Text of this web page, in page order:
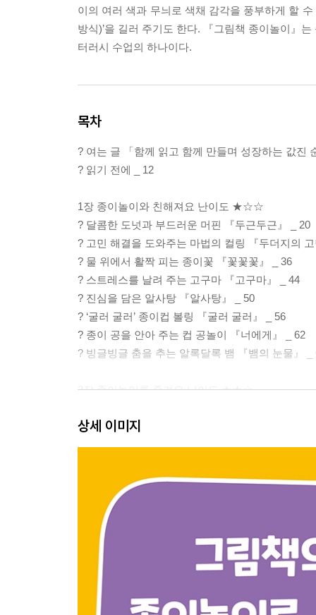
이의 여러 색과 무늬로 색채 감각을 풍부하게 할
방식)’을 길러 주기도 한다. 『그림책 종이놀이』
터러시 수업의 하나이다.
목차
? 여는 글 「함께 읽고 함께 만들며 성장하는 값진
? 읽기 전에 _ 12
1장 종이놀이와 친해져요 난이도 ★☆☆
? 달콤한 도넛과 부드러운 머핀 『두근두근』 _ 20
? 고민 해결을 도와주는 마법의 컬링 『두더지의
? 물 위에서 활짝 피는 종이꽃 『꽃꽃꽃』 _ 36
? 스트레스를 날려 주는 고구마 『고구마』 _ 44
? 진심을 담은 알사탕 『알사탕』 _ 50
? ‘굴러 굴러’ 종이컵 볼링 『굴러 굴러』 _ 56
? 종이 공을 안아 주는 컵 공놀이 『너에게』 _ 62
? 빙글빙글 춤을 추는 알록달록 뱀 『뱀의 눈물』 _
2장 종이놀이를 즐겨요 난이도 ★★☆
? 점프하는 두꺼비 『사소한 소원만 들어주는 두꺼
? 자유롭게 꾸미는 사자 머리 모양 『미용실에 간
? 다양한 모양의 책갈피 『그래, 책이야!』 _ 104
? 마음을 담은 손바닥 꽃 『아빠 셋 꽃다발 셋』 _
? 기분을 말해 주는 종이컵 감정 인형 『기분이 나
? 소원을 보여 주는 우산 『신기한 우산 가게』 _
? 협동심을 기르는 콧물끼리 종이컵 놀이 『콧물끼
? 사막에서 만난 알록달록 아이스크림 『아이스크
3장 종이놀이가 자신 있어요! 난이도 ★★★
상세 이미지